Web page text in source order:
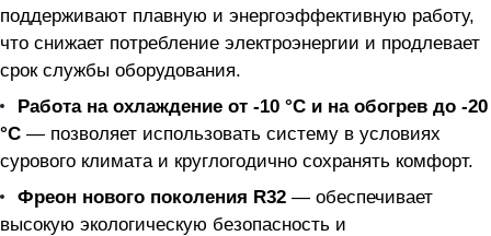
поддерживают плавную и энергоэффективную работу,
что снижает потребление электроэнергии и продлевает
срок службы оборудования.
Работа на охлаждение от -10 °C и на обогрев до -20
°C — позволяет использовать систему в условиях
сурового климата и круглогодично сохранять комфорт.
Фреон нового поколения R32 — обеспечивает
высокую экологическую безопасность и